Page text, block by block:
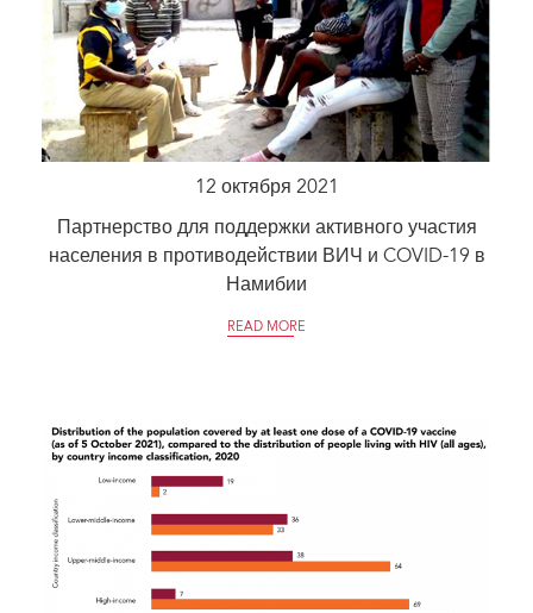
12 октября 2021
Партнерство для поддержки активного участия
населения в противодействии ВИЧ и COVID-19 в
Намибии
READ MORE